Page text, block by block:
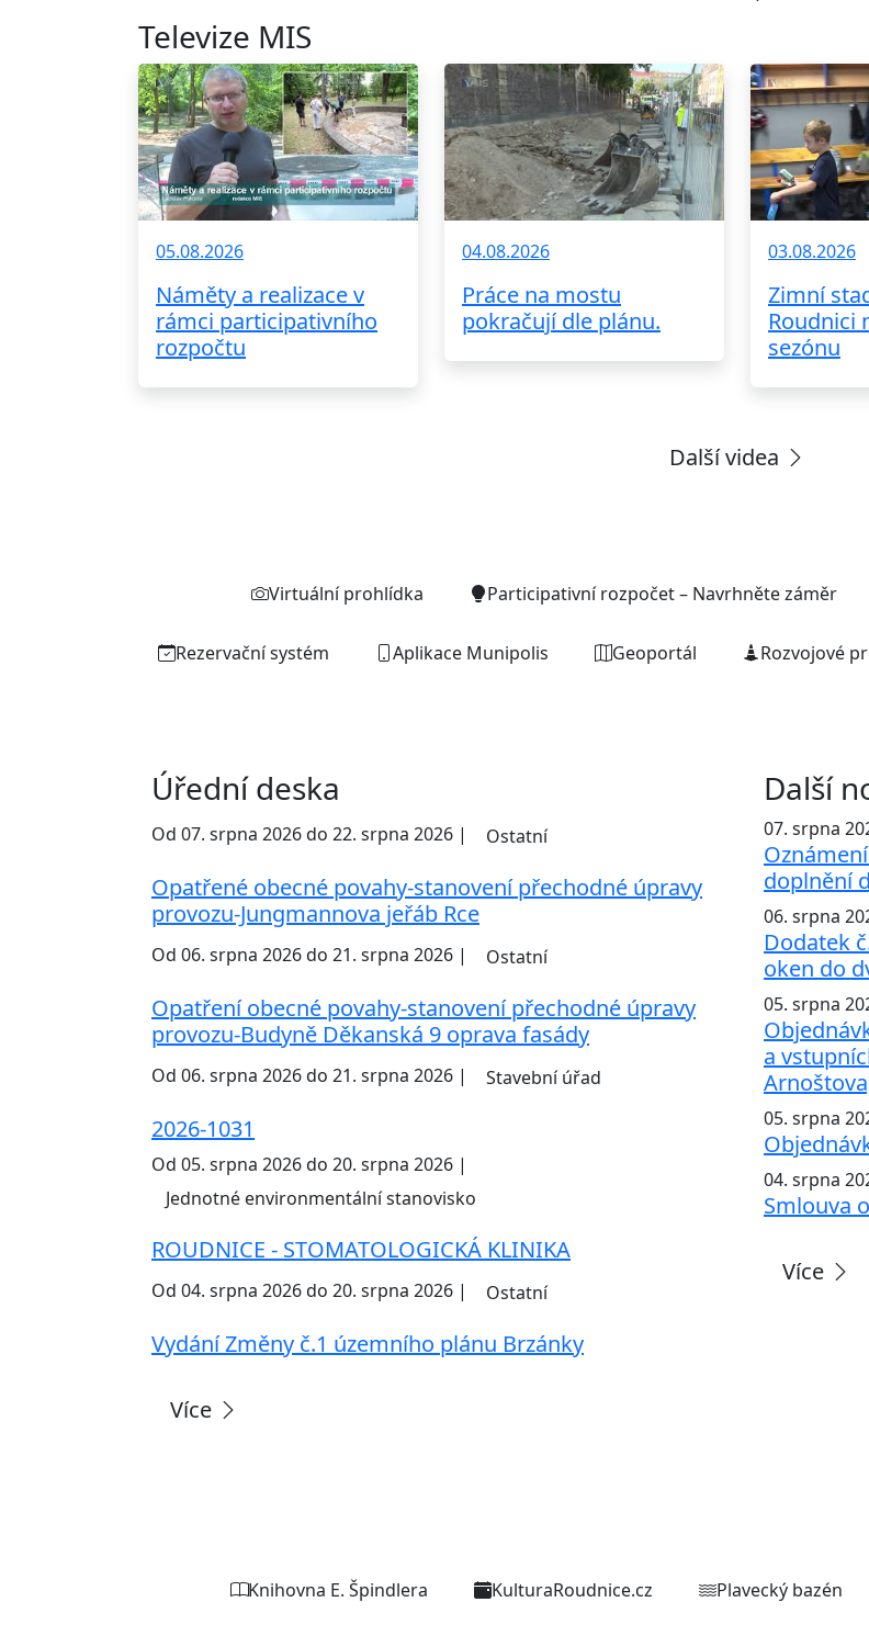
Televize MIS
05.08.2026
Náměty a realizace v
rámci participativního
rozpočtu
04.08.2026
Práce na mostu
pokračují dle plánu.
03.08.2026
Zimní
Roudnici
sezónu
Další videa
Virtuální prohlídka Participativní rozpočet – Navrhněte záměr
Rezervační systém Aplikace Munipolis Geoportál Rozvojové
Úřední deska
Od 07. srpna 2026 do 22. srpna 2026 | Ostatní
Opatřené obecné povahy-stanovení přechodné úpravy
provozu-Jungmannova jeřáb Rce
Od 06. srpna 2026 do 21. srpna 2026 | Ostatní
Opatření obecné povahy-stanovení přechodné úpravy
provozu-Budyně Děkanská 9 oprava fasády
Od 06. srpna 2026 do 21. srpna 2026 | Stavební úřad
2026-1031
Od 05. srpna 2026 do 20. srpna 2026 |
Jednotné environmentální stanovisko
ROUDNICE - STOMATOLOGICKÁ KLINIKA
Od 04. srpna 2026 do 20. srpna 2026 | Ostatní
Vydání Změny č.1 územního plánu Brzánky
Více
Další
07. srpna
doplnění
06. srpna
Dodatek
oken do
05. srpna
a
05. srpna
04. srpna
Smlouva
Více
Knihovna E. Špindlera KulturaRoudnice.cz Plavecký bazén